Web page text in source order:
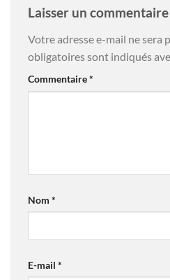
Laisser un commentaire
Votre adresse e-mail ne sera
obligatoires sont indiqués
Commentaire*
Nom *
E-mail *